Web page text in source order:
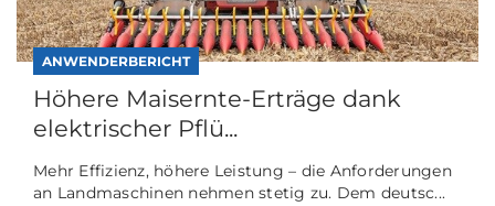
ANWENDERBERICHT
Höhere Maisernte-Erträge dank
elektrischer Pflü...
Mehr Effizienz, höhere Leistung – die Anforderungen
an Landmaschinen nehmen stetig zu. Dem deutsc...